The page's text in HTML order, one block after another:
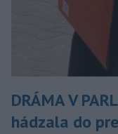
DRÁMA V
hádzala do